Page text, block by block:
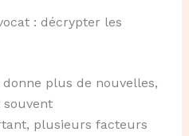
: décrypter les
plus de nouvelles,
plusieurs facteurs